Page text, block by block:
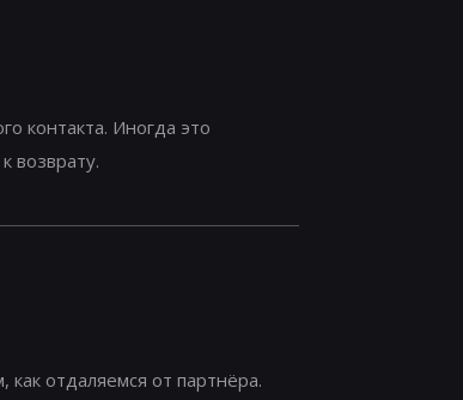
контакта. Иногда это
возврату.
отдаляемся от партнёра.